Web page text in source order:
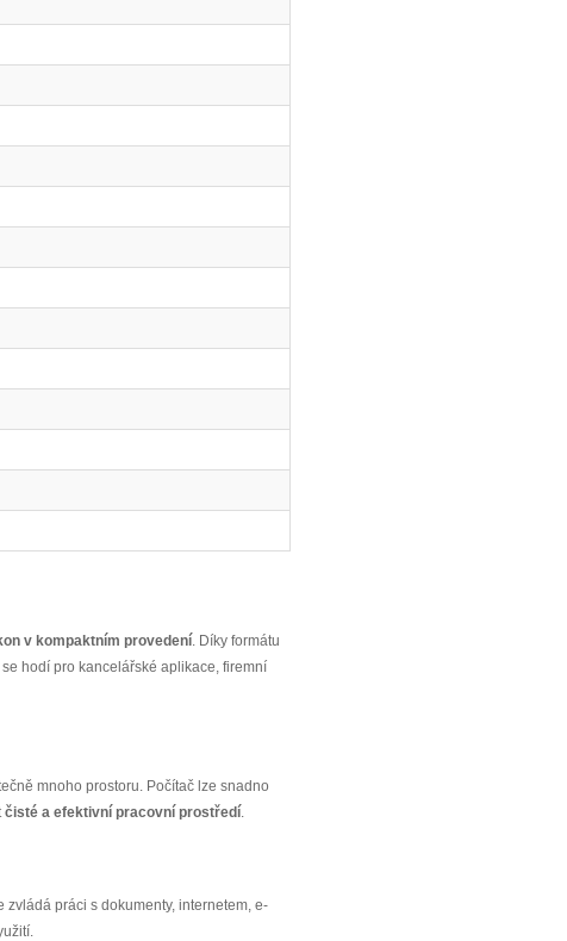
v kompaktním provedení. Díky formátu
hodí pro kancelářské aplikace, firemní
mnoho prostoru. Počítač lze snadno
čisté a efektivní pracovní prostředí.
zvládá práci s dokumenty, internetem, e-